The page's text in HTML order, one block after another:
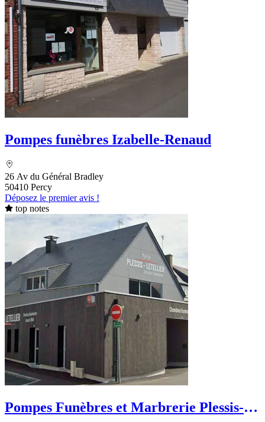
Pompes funèbres Izabelle-Renaud
26 Av du Général Bradley
50410 Percy
Déposez le premier avis !
top notes
Pompes Funèbres et Marbrerie Plessis-